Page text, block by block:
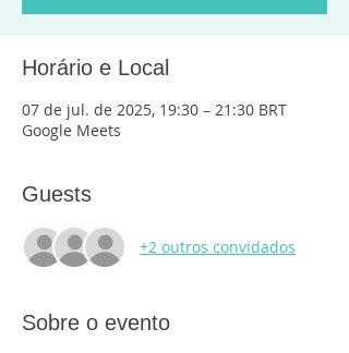
Horário e Local
07 de jul. de 2025, 19:30 – 21:30 BRT
Google Meets
Guests
+2 outros convidados
Sobre o evento